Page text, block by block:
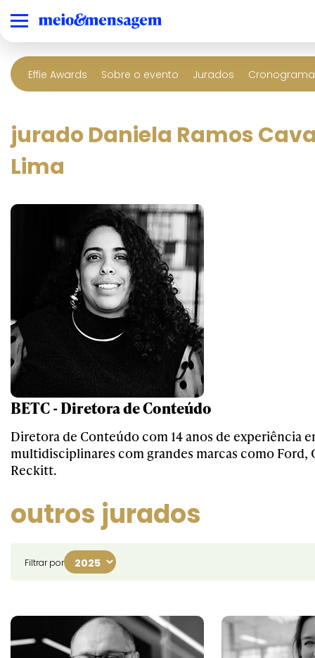
Effie Awards Sobre o evento Jurados
jurado Daniela Ramos
Lima
BETC - Diretora de Conteúdo
Diretora de Conteúdo com 14 anos de experiência
multidisciplinares com grandes marcas como Ford,
Reckitt.
outros jurados
Filtrar por